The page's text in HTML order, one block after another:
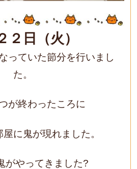
２日（火）
っていた節分を行いまし
た。
が終わったころに
に鬼が現れました。
がやってきました?